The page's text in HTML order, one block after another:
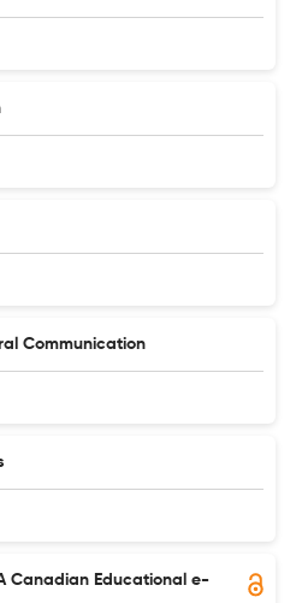
Communication
Canadian Educational e-